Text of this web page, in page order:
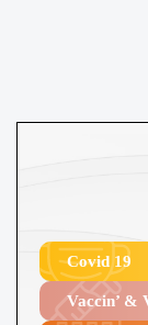
Covid 19
Vaccin’ &